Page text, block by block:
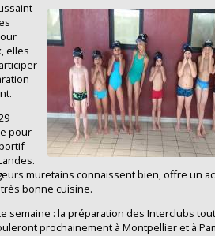
elles
pour
muretains connaissent bien, offre un
bonne cuisine.
semaine : la préparation des Interclubs
prochainement à Montpellier et à